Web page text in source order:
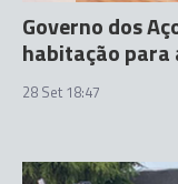
Governo dos
habitação
28 Set 18:47